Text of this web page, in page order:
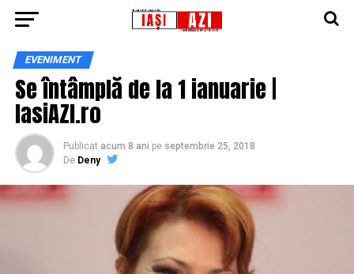
EVENIMENT
Se întâmplă de la 1 ianuarie |
IasiAZI.ro
Publicat acum 8 ani pe septembrie 25, 2018
De Deny